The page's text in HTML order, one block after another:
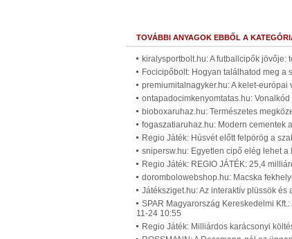
TOVÁBBI ANYAGOK EBBŐL A
kiralysportbolt.hu: A futballcipők
Focicipőbolt: Hogyan találhatod meg a
premiumitalnagyker.hu: A kelet-
ontapadocimkenyomtatas.hu:
bioboxaruhaz.hu: Természetes
fogaszatiaruhaz.hu: Modern cementek
Regio Játék: Húsvét előtt felpörög a
snipersw.hu: Egyetlen cipő elég lehet
Regio Játék: REGIO JÁTÉK: 25,4
dorombolowebshop.hu: Macska
Játéksziget.hu: Az interaktív plüssök
SPAR Magyarország Kereskedelmi
11-24 10:55
Regio Játék: Milliárdos karácsonyi